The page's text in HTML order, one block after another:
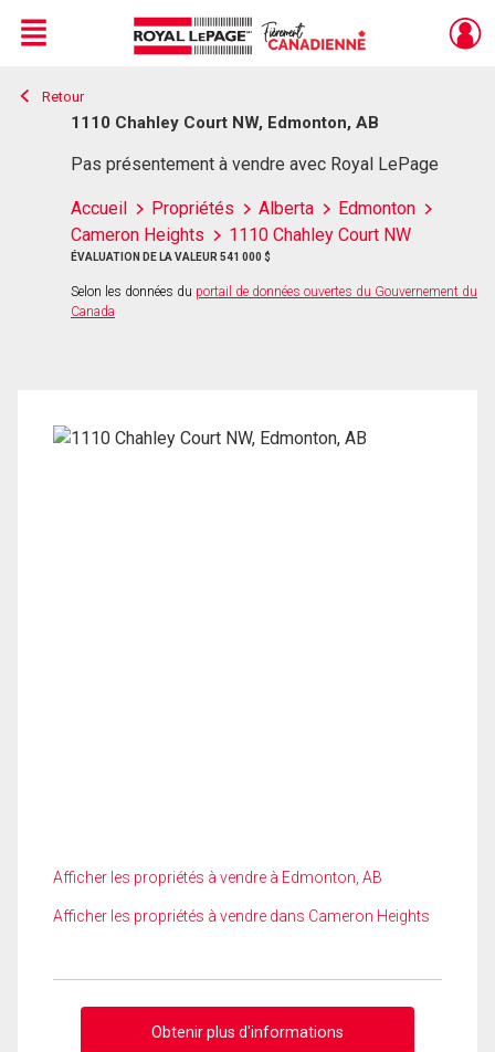
Live
En Direct
Menu
Retour
1110 Chahley Court NW, Edmonton, AB
Pas présentement à vendre avec Royal LePage
Accueil Propriétés Alberta
Edmonton
Cameron Heights
1110 Chahley Court NW
ÉVALUATION DE LA VALEUR 541 000 $
Selon les données du portail de données ouvertes du Gouvernement du
Canada
Afficher les propriétés à vendre à Edmonton, AB
Afficher les propriétés à vendre dans Cameron Heights
Obtenir plus d'informations